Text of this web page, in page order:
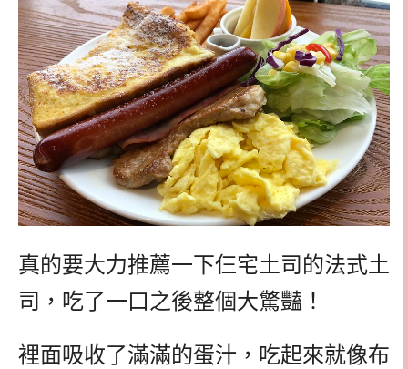
真的要大力推薦一下仨宅土司的法式土
司，吃了一口之後整個大驚豔！
裡面吸收了滿滿的蛋汁，吃起來就像布